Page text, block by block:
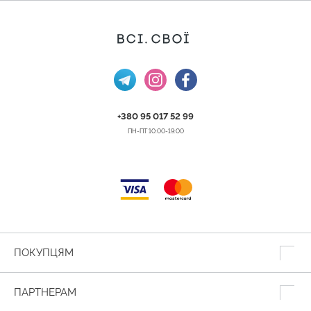
+380 95 017 52 99
ПН-ПТ 10:00-19:00
ПОКУПЦЯМ
ПАРТНЕРАМ